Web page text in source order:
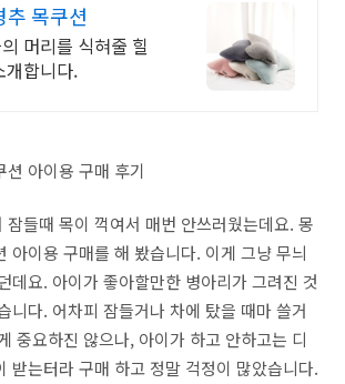
추 목쿠션
머리를 식혀줄 힐
개합니다.
아이용 구매 후기
잠들때 목이 꺽여서 매번 안쓰러웠는데요. 몽
아이용 구매를 해 봤습니다. 이게 그냥 무늬
데요. 아이가 좋아할만한 병아리가 그려진 것
니다. 어차피 잠들거나 차에 탔을 때마 쓸거
중요하진 않으나, 아이가 하고 안하고는 디
받는터라 구매 하고 정말 걱정이 많았습니다.